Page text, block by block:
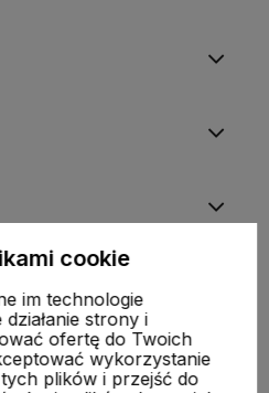
cookie
im technologie
strony i
ofertę do Twoich
wykorzystanie
plików i przejść do